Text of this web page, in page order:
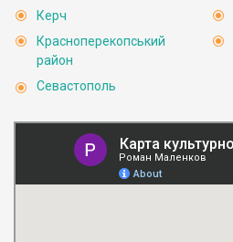
Керч
Красноперекопський
район
Севастополь